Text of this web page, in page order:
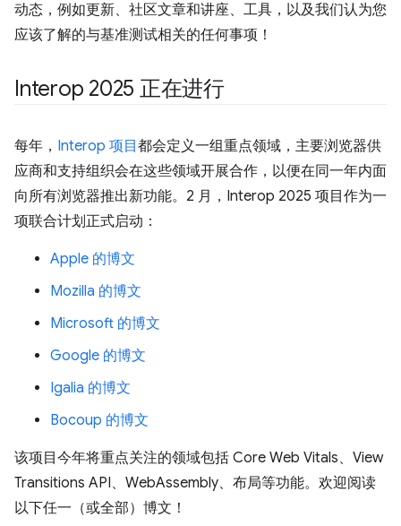
动态，例如更新、社区文章和讲座、工具，以及我们认为您
应该了解的与基准测试相关的任何事项！
Interop 2025 正在进行
每年， Interop 项目 都会定义一组重点领域，主要浏览器供
应商和支持组织会在这些领域开展合作，以便在同一年内面
向所有浏览器推出新功能。2 月，Interop 2025 项目作为一
项联合计划正式启动：
Apple 的博文
Mozilla 的博文
Microsoft 的博文
Google 的博文
Igalia 的博文
Bocoup 的博文
该项目今年将重点关注的领域包括 Core Web Vitals、View
Transitions API、WebAssembly、布局等功能。欢迎阅读
以下任一（或全部）博文！